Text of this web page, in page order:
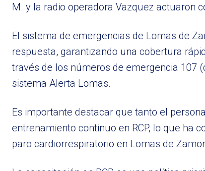
M. y la radio operadora Vazquez actuaron
El sistema de emergencias de Lomas de
respuesta, garantizando una cobertura
través de los números de emergencia 107
sistema Alerta Lomas.
Es importante destacar que tanto el
entrenamiento continuo en RCP, lo que ha
paro cardiorrespiratorio en Lomas de